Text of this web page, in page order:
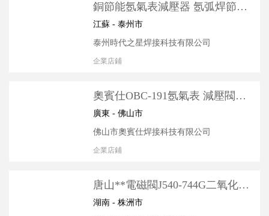
銅節能氬氣表減壓器 氬弧焊節氣
閥門 節能壓力表 氬氣瓶表頭配件
江蘇 - 泰州市
泰州時代之星焊接科技有限公司
企業店鋪
奧賓仕OBC-191氬氣表 減壓閥壓
力表 配件氬弧焊機 **氬氣節氣閥
廣東 - 佛山市
佛山市奧賓仕焊接科技有限公司
企業店鋪
唐山**電磁閥J540-744G二氧化碳
氣保電焊機KR2系列配件氣閥
湖南 - 株洲市